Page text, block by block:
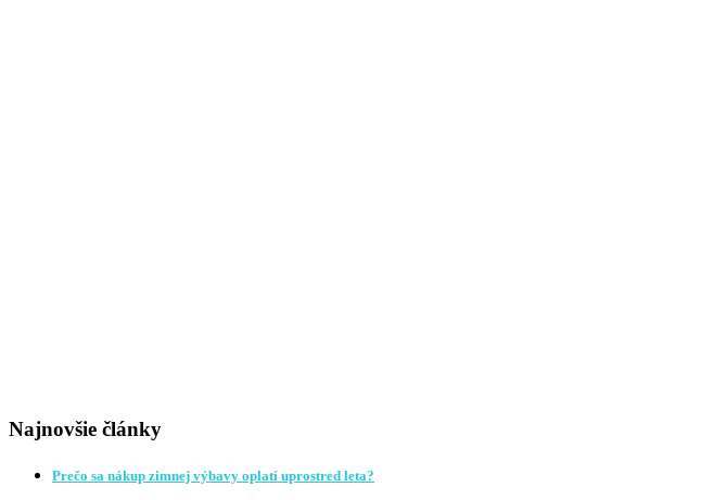
Najnovšie články
Prečo sa nákup zimnej výbavy oplatí uprostred leta?